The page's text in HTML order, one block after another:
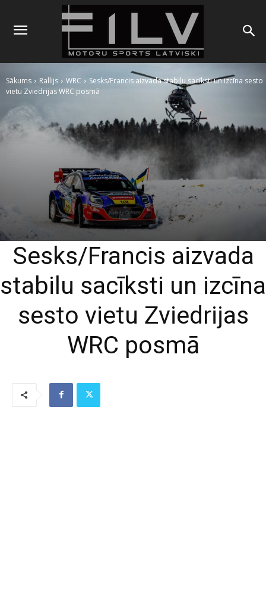
Sākums Rallijs WRC
Sesks/Francis aizvada stabilu sacīksti un izcīna sesto
vietu Zviedrijas WRC posmā
Sesks/Francis aizvada
stabilu sacīksti un izcīna
sesto vietu Zviedrijas
WRC posmā